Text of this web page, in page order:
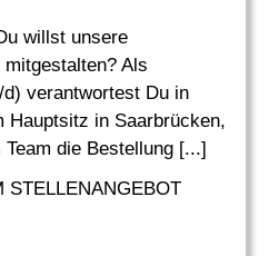
willst unsere
Als
verantwortest Du in
Hauptsitz in Saarbrücken,
die Bestellung [...]
STELLENANGEBOT